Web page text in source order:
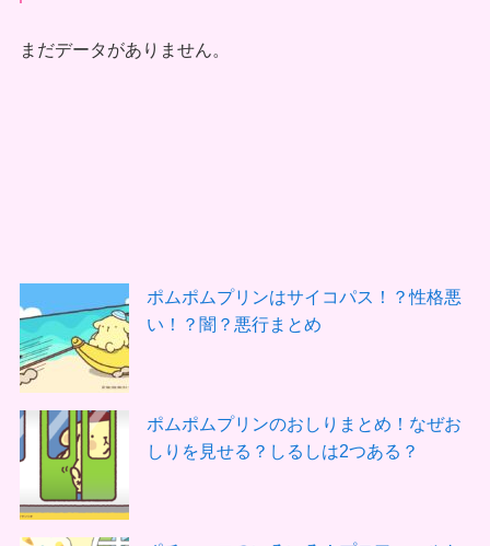
まだデータがありません。
ポムポムプリンはサイコパス！？性格悪
い！？闇？悪行まとめ
ポムポムプリンのおしりまとめ！なぜお
しりを見せる？しるしは2つある？